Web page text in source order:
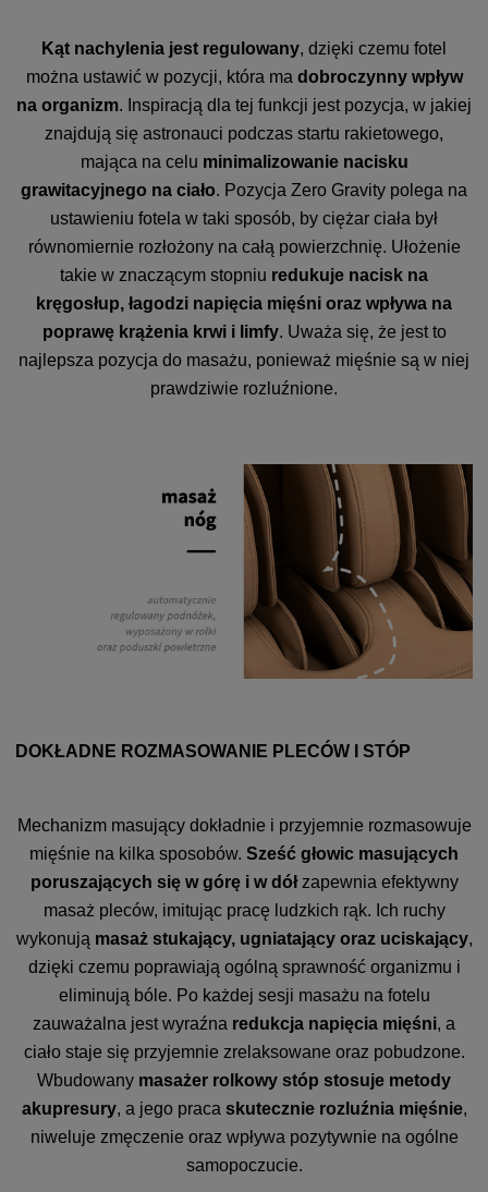
Kąt nachylenia jest regulowany, dzięki czemu fotel
można ustawić w pozycji, która ma dobroczynny wpływ
na organizm. Inspiracją dla tej funkcji jest pozycja, w jakiej
znajdują się astronauci podczas startu rakietowego,
mająca na celu minimalizowanie nacisku
grawitacyjnego na ciało. Pozycja Zero Gravity polega na
ustawieniu fotela w taki sposób, by ciężar ciała był
równomiernie rozłożony na całą powierzchnię. Ułożenie
takie w znaczącym stopniu redukuje nacisk na
kręgosłup, łagodzi napięcia mięśni oraz wpływa na
poprawę krążenia krwi i limfy. Uważa się, że jest to
najlepsza pozycja do masażu, ponieważ mięśnie są w niej
prawdziwie rozluźnione.
DOKŁADNE ROZMASOWANIE PLECÓW I STÓP
Mechanizm masujący dokładnie i przyjemnie rozmasowuje
mięśnie na kilka sposobów. Sześć głowic masujących
poruszających się w górę i w dół zapewnia efektywny
masaż pleców, imitując pracę ludzkich rąk. Ich ruchy
wykonują masaż stukający, ugniatający oraz uciskający,
dzięki czemu poprawiają ogólną sprawność organizmu i
eliminują bóle. Po każdej sesji masażu na fotelu
zauważalna jest wyraźna redukcja napięcia mięśni, a
ciało staje się przyjemnie zrelaksowane oraz pobudzone.
Wbudowany masażer rolkowy stóp stosuje metody
akupresury, a jego praca skutecznie rozluźnia mięśnie,
niweluje zmęczenie oraz wpływa pozytywnie na ogólne
samopoczucie.